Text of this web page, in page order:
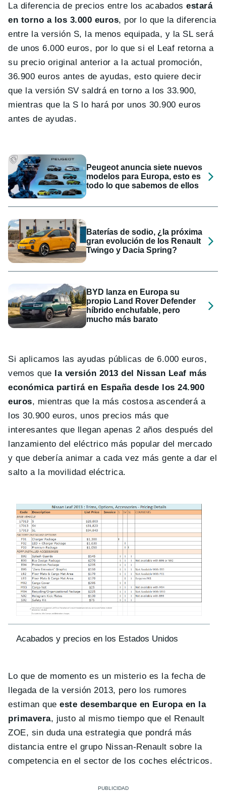
La diferencia de precios entre los acabados estará
en torno a los 3.000 euros, por lo que la diferencia
entre la versión S, la menos equipada, y la SL será
de unos 6.000 euros, por lo que si el Leaf retorna a
su precio original anterior a la actual promoción,
36.900 euros antes de ayudas, esto quiere decir
que la versión SV saldrá en torno a los 33.900,
mientras que la S lo hará por unos 30.900 euros
antes de ayudas.
Peugeot anuncia siete nuevos
modelos para Europa, esto es
todo lo que sabemos de ellos
Baterías de sodio, ¿la próxima
gran evolución de los Renault
Twingo y Dacia Spring?
BYD lanza en Europa su
propio Land Rover Defender
híbrido enchufable, pero
mucho más barato
Si aplicamos las ayudas públicas de 6.000 euros,
vemos que la versión 2013 del Nissan Leaf más
económica partirá en España desde los 24.900
euros, mientras que la más costosa ascenderá a
los 30.900 euros, unos precios más que
interesantes que llegan apenas 2 años después del
lanzamiento del eléctrico más popular del mercado
y que debería animar a cada vez más gente a dar el
salto a la movilidad eléctrica.
Acabados y precios en los Estados Unidos
Lo que de momento es un misterio es la fecha de
llegada de la versión 2013, pero los rumores
estiman queeste desembarque en Europa en la
primavera, justo al mismo tiempo que el Renault
ZOE, sin duda una estrategia que pondrá más
distancia entre el grupo Nissan-Renault sobre la
competencia en el sector de los coches eléctricos.